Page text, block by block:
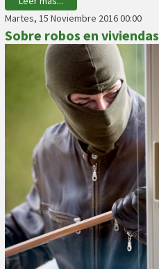
Martes, 15 Noviembre 2016 00:00
Sobre robos en viviendas